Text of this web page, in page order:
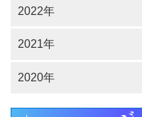
2022年
2021年
2020年